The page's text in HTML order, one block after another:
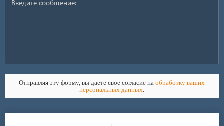
Отправляя эту форму, вы даете свое согласие на обработку ваших
персональных данных.